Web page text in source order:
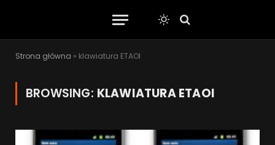
Strona główna » klawiatura ETAOI
BROWSING: KLAWIATURA ETAOI